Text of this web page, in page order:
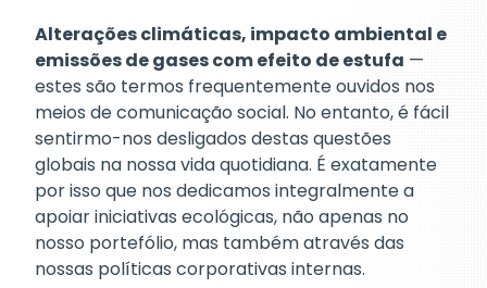
Alterações climáticas, impacto ambiental e
emissões de gases com efeito de estufa —
estes são termos frequentemente ouvidos nos
meios de comunicação social. No entanto, é fácil
sentirmo-nos desligados destas questões
globais na nossa vida quotidiana. É exatamente
por isso que nos dedicamos integralmente a
apoiar iniciativas ecológicas, não apenas no
nosso portefólio, mas também através das
nossas políticas corporativas internas.